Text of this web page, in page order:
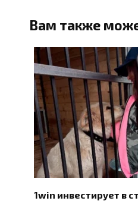
Вам также
1win инвестирует в